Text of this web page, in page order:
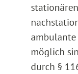
möglich
durch §